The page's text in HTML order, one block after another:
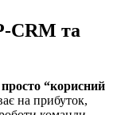
CRM та
“корисний
на прибуток,